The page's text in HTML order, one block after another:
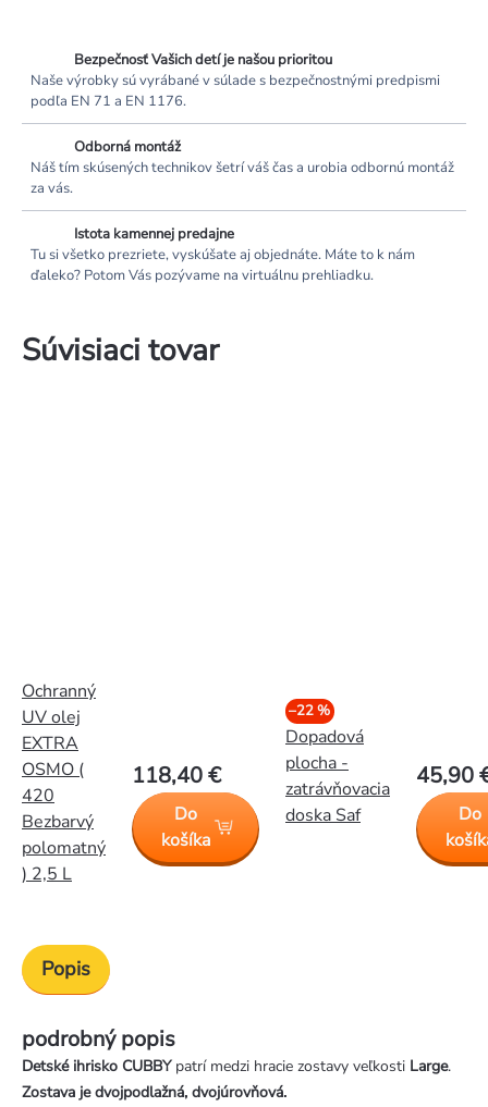
Bezpečnosť Vašich detí je našou prioritou
Naše výrobky sú vyrábané v súlade s bezpečnostnými predpismi
podľa EN 71 a EN 1176.
Odborná montáž
Náš tím skúsených technikov šetrí váš čas a urobia odbornú montáž
za vás.
Istota kamennej predajne
Tu si všetko prezriete, vyskúšate aj objednáte. Máte to k nám
ďaleko? Potom Vás pozývame na virtuálnu prehliadku.
Súvisiaci tovar
Ochranný
UV olej
EXTRA
OSMO (
420
Bezbarvý
polomatný
) 2,5 L
118,40 €
Do
košíka
–22 %
Dopadová
plocha -
zatrávňovacia
doska Saf
45,90
Do
Popis
podrobný popis
Detské ihrisko CUBBYpatrí medzi hracie zostavy veľkosti Large.
Zostava je dvojpodlažná, dvojúrovňová.